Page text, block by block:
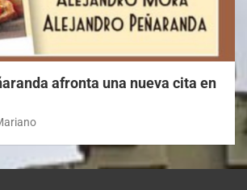
afronta una nueva cita en